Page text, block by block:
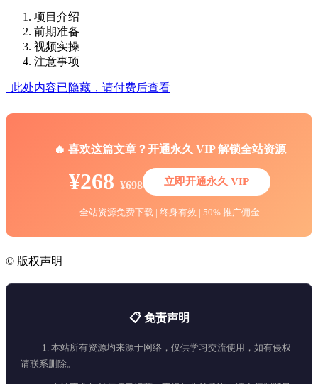
项目介绍
前期准备
视频实操
注意事项
此处内容已隐藏，请付费后查看
🔥 喜欢这篇文章？开通永久 VIP 解锁全站资源
¥268 ¥698 立即开通永久 VIP
全站资源免费下载 | 终身有效 | 50% 推广佣金
© 版权声明
📋 免责声明
1. 本站所有资源均来源于网络，仅供学习交流使用，如有侵权
请联系删除。